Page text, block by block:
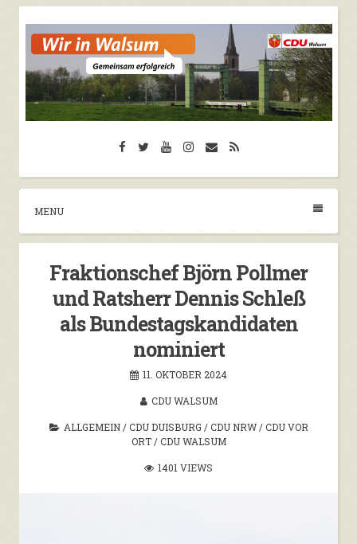
content
CDU Walsum
Herzlich Willkommen auf der Seite der CDU
Walsum
Facebook
TwitterYouTubeInstagram
EmailRSS
MENU
Fraktionschef Björn Pollmer
und Ratsherr Dennis Schleß
als Bundestagskandidaten
nominiert
11. OKTOBER 2024
CDU WALSUM
ALLGEMEIN/CDU DUISBURG /CDU NRW/CDU VOR
ORT/CDU WALSUM
1401 VIEWS